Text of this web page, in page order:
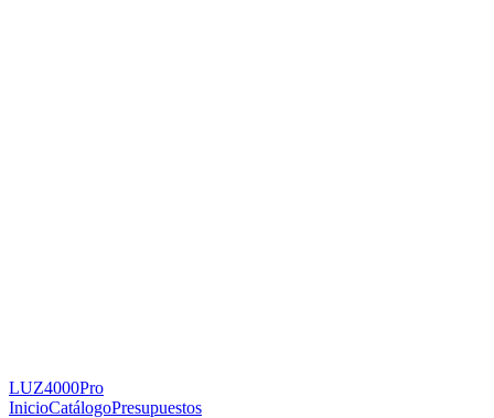
LUZ4000Pro
InicioCatálogoPresupuestos